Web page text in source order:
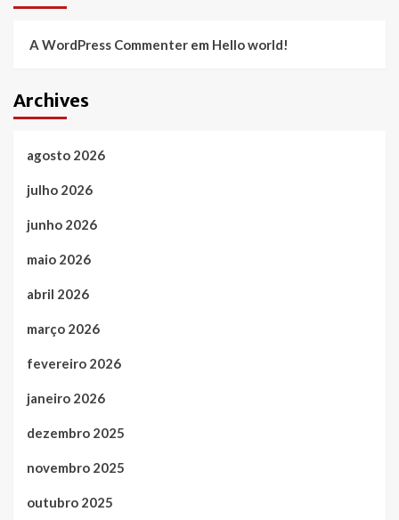
A WordPress Commenter em Hello world!
Archives
agosto 2026
julho 2026
junho 2026
maio 2026
abril 2026
março 2026
fevereiro 2026
janeiro 2026
dezembro 2025
novembro 2025
outubro 2025